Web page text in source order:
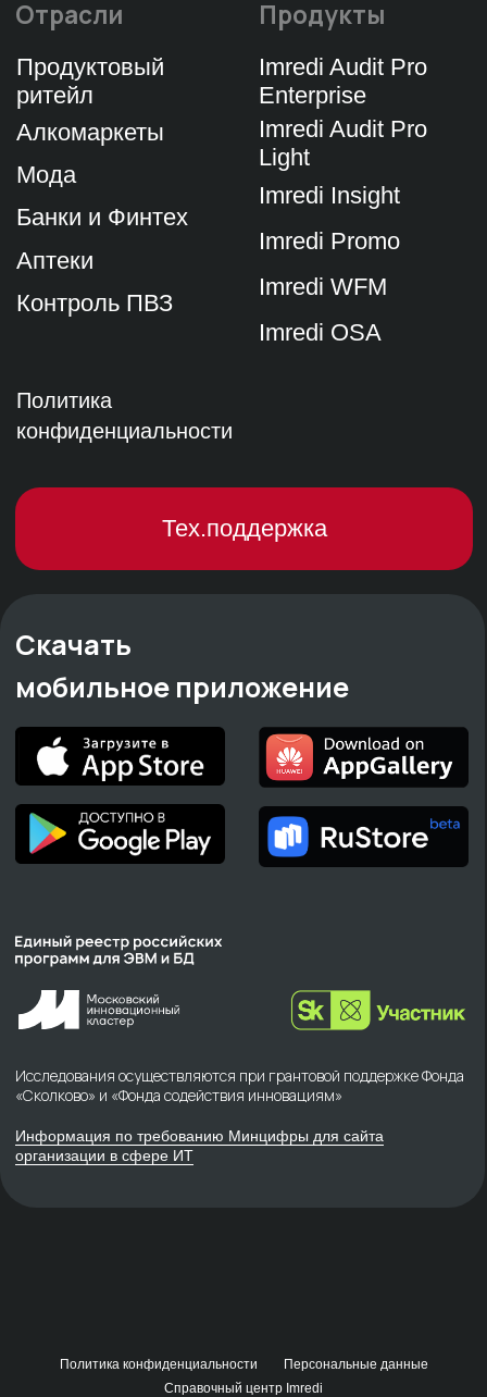
Политика конфиденциальности
Персональные данные
Справочный центр Imredi